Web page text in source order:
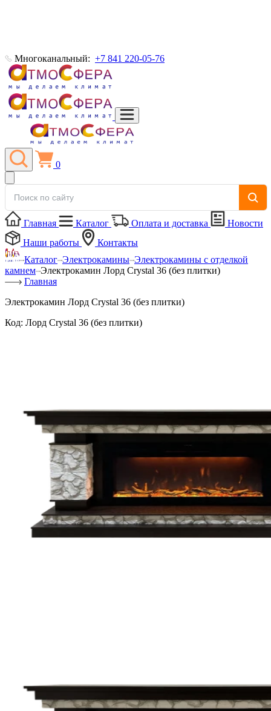
Многоканальный: +7 841 220-05-76
0
Главная Каталог Оплата и доставка
Новости
Наши работы
Контакты
Каталог Электрокамины Электрокамины с отделкой
камнем Электрокамин Лорд Crystal 36 (без плитки)
Главная
Электрокамин Лорд Crystal 36 (без плитки)
Код: Лорд Crystal 36 (без плитки)